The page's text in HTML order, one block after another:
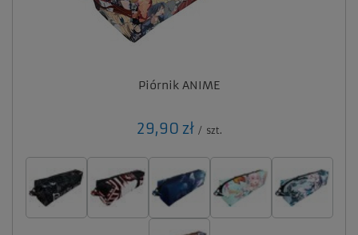
Piórnik ANIME
29,90 zł / szt.